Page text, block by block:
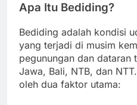
Apa Itu Bediding?
Bediding adalah kondisi
yang terjadi di musim
pegunungan dan dataran
Jawa, Bali, NTB, dan
oleh dua faktor utama: